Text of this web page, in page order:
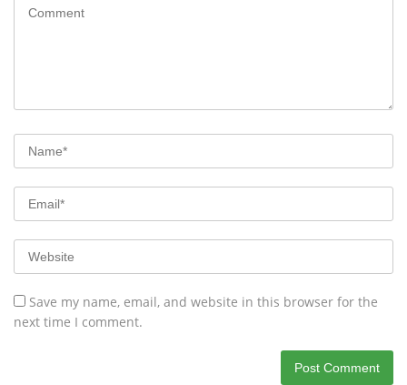
Save my name, email, and website in this browser for the
next time I comment.